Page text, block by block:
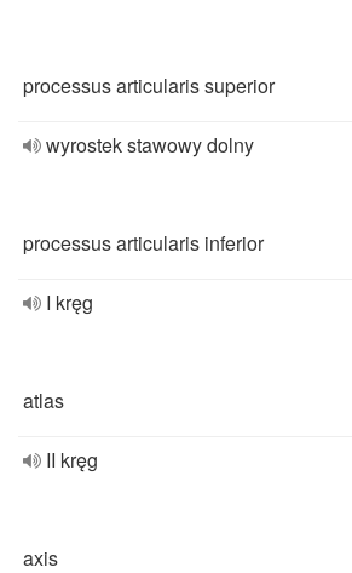
processus articularis superior
wyrostek stawowy dolny
processus articularis inferior
I kręg
atlas
II kręg
axis